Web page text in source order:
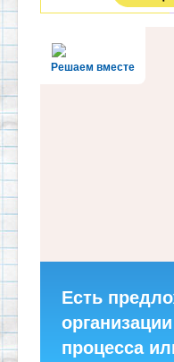
Решаем вместе
Есть
процесса